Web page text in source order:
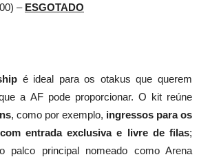
– ESGOTADO
é ideal para os otakus que querem
a AF pode proporcionar. O kit reúne
, como por exemplo, ingressos para os
entrada exclusiva e livre de filas;
palco principal nomeado como Arena